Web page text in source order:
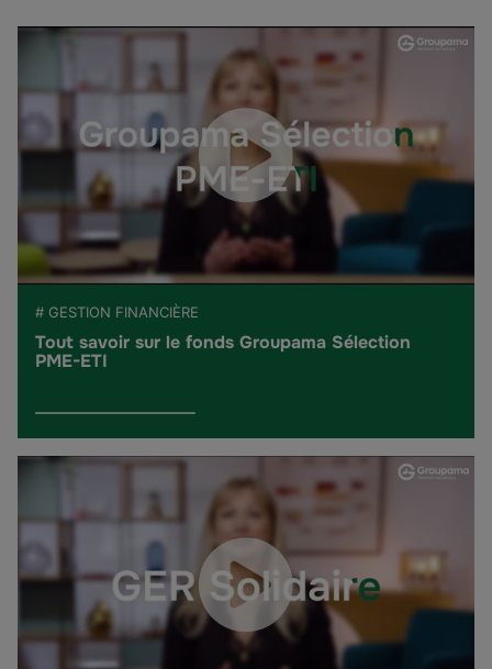
# GESTION FINANCIÈRE
Tout savoir sur le fonds Groupama Sélection
PME-ETI